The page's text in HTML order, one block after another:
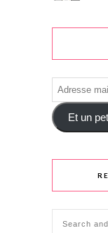
Adresse
mail
Et un